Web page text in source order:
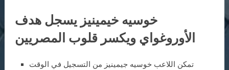
خوسيه خيمينيز يسجل هدف
الأوروغواي ويكسر قلوب المصريين
تمكن اللاعب خوسيه جيمينيز من التسجيل في الوقت